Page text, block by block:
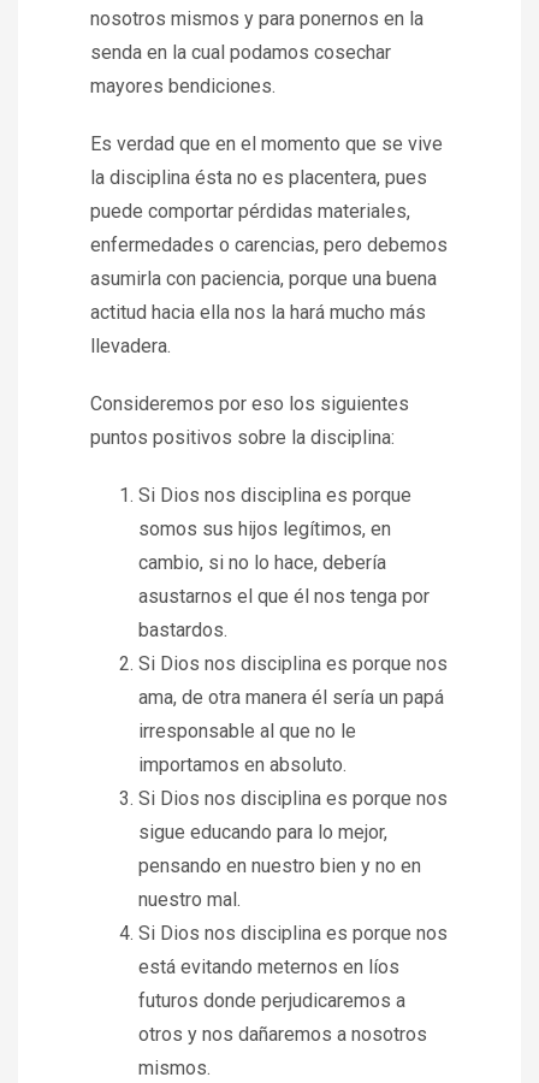
nosotros mismos y para ponernos en la
senda en la cual podamos cosechar
mayores bendiciones.
Es verdad que en el momento que se vive
la disciplina ésta no es placentera, pues
puede comportar pérdidas materiales,
enfermedades o carencias, pero debemos
asumirla con paciencia, porque una buena
actitud hacia ella nos la hará mucho más
llevadera.
Consideremos por eso los siguientes
puntos positivos sobre la disciplina:
Si Dios nos disciplina es porque
somos sus hijos legítimos, en
cambio, si no lo hace, debería
asustarnos el que él nos tenga por
bastardos.
Si Dios nos disciplina es porque nos
ama, de otra manera él sería un papá
irresponsable al que no le
importamos en absoluto.
Si Dios nos disciplina es porque nos
sigue educando para lo mejor,
pensando en nuestro bien y no en
nuestro mal.
Si Dios nos disciplina es porque nos
está evitando meternos en líos
futuros donde perjudicaremos a
otros y nos dañaremos a nosotros
mismos.